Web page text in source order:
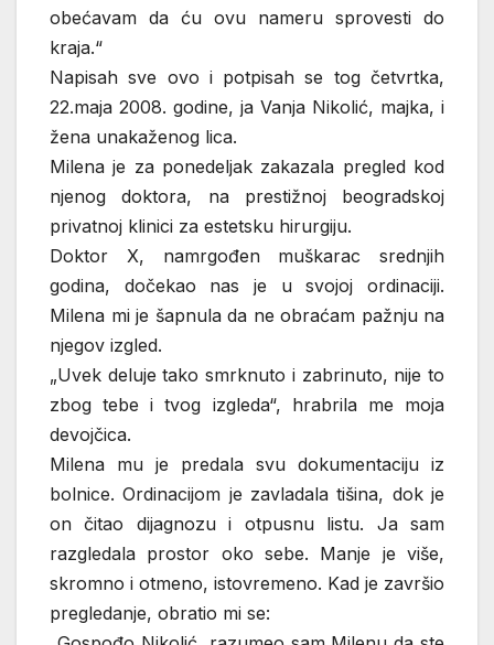
obećavam da ću ovu nameru sprovesti do
kraja.“
Napisah sve ovo i potpisah se tog četvrtka,
22.maja 2008. godine, ja Vanja Nikolić, majka, i
žena unakaženog lica.
Milena je za ponedeljak zakazala pregled kod
njenog doktora, na prestižnoj beogradskoj
privatnoj klinici za estetsku hirurgiju.
Doktor X, namrgođen muškarac srednjih
godina, dočekao nas je u svojoj ordinaciji.
Milena mi je šapnula da ne obraćam pažnju na
njegov izgled.
„Uvek deluje tako smrknuto i zabrinuto, nije to
zbog tebe i tvog izgleda“, hrabrila me moja
devojčica.
Milena mu je predala svu dokumentaciju iz
bolnice. Ordinacijom je zavladala tišina, dok je
on čitao dijagnozu i otpusnu listu. Ja sam
razgledala prostor oko sebe. Manje je više,
skromno i otmeno, istovremeno. Kad je završio
pregledanje, obratio mi se: